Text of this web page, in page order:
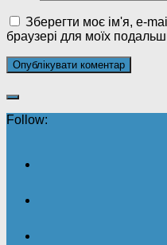
Зберегти моє ім'я, e-
браузері для моїх
Follow: